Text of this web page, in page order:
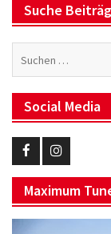
Suche
Suchen
nach:
Social Media
Eurotuner
Facebook
Eurotuner
Maximum